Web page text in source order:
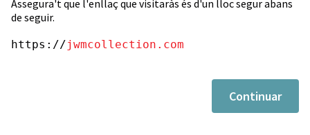
Assegura't que l'enllaç que visitaràs és d'un lloc segur abans
de seguir.
https://jwmcollection.com
Continuar